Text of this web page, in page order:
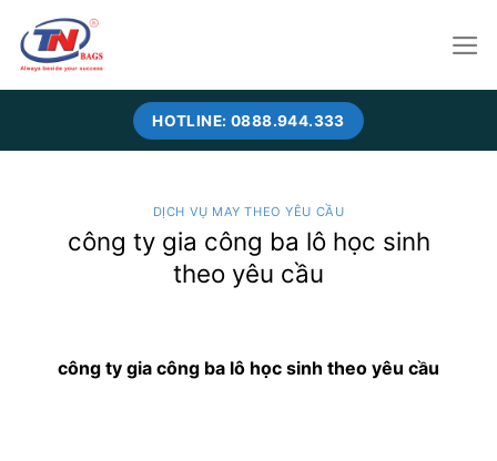
content
HOTLINE: 0888.944.333
DỊCH VỤ MAY THEO YÊU CẦU
công ty gia công ba lô học sinh
theo yêu cầu
công ty gia công ba lô học sinh theo yêu cầu